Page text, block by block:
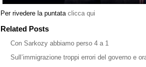
Per rivedere la puntata clicca qui
Related Posts
Con Sarkozy abbiamo perso 4 a 1
Sull’immigrazione troppi errori del governo e